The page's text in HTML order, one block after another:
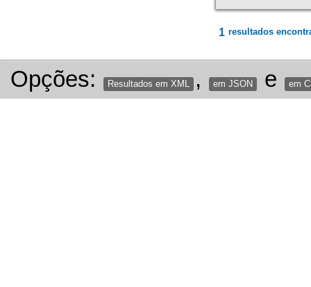
1 resultados
Opções: Resultados em XML , em JSON e em